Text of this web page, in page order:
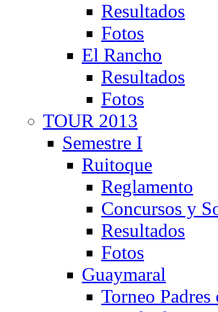
Resultados
Fotos
El Rancho
Resultados
Fotos
TOUR 2013
Semestre I
Ruitoque
Reglamento
Concursos y
Resultados
Fotos
Guaymaral
Torneo